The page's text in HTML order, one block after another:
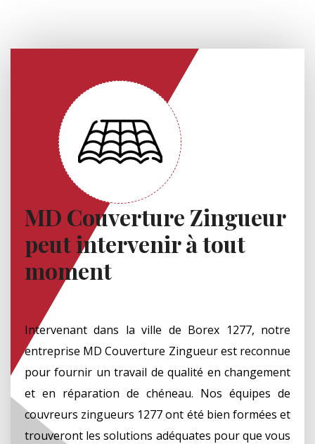
MD Couverture Zingueur
peut intervenir à tout
moment
Intervenant dans la ville de Borex 1277, notre
entreprise MD Couverture Zingueur est reconnue
pour fournir un travail de qualité en changement
et en réparation de chéneau. Nos équipes de
couvreurs zingueurs 1277 ont été bien formées et
trouveront les solutions adéquates pour que vous